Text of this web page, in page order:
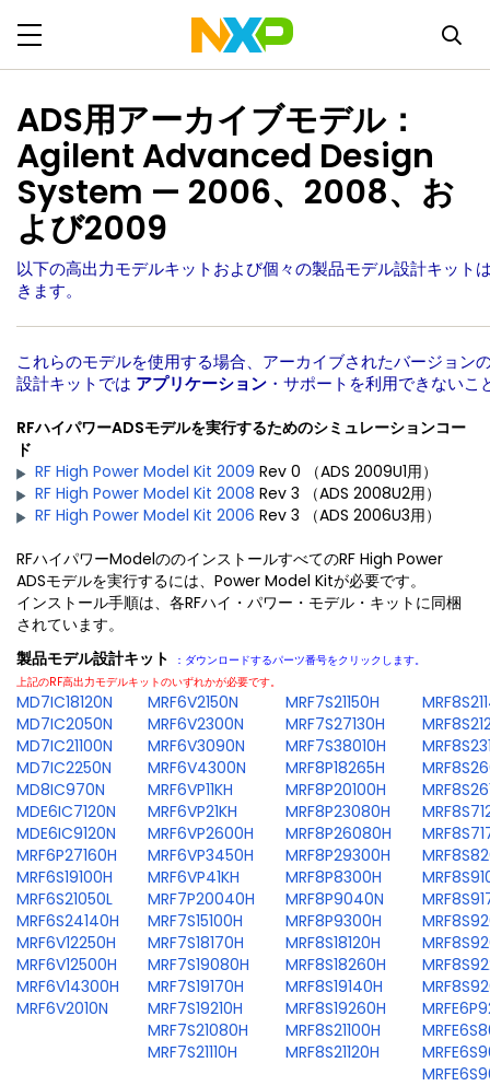
ADS用アーカイブモデル：
Agilent Advanced Design
System — 2006、2008、お
よび2009
以下の高出力モデルキットおよび個々の製品モデル設計キット
きます。
これらのモデルを使用する場合、アーカイブされたバージョン
設計キットでは アプリケーション ・サポートを利用できない
RFハイパワーADSモデルを実行するためのシミュレーションコー
ド
RF High Power Model Kit 2009 Rev 0 （ADS 2009U1用）
RF High Power Model Kit 2008 Rev 3 （ADS 2008U2用）
RF High Power Model Kit 2006 Rev 3 （ADS 2006U3用）
RFハイパワーModelののインストールすべてのRF High Power
ADSモデルを実行するには、Power Model Kitが必要です。
インストール手順は、各RFハイ・パワー・モデル・キットに同梱
されています。
製品モデル設計キット
：ダウンロードするパーツ番号をクリックします。
上記のRF高出力モデルキットのいずれかが必要です。
MD7IC18120N
MD7IC2050N
MD7IC21100N
MD7IC2250N
MD8IC970N
MDE6IC7120N
MDE6IC9120N
MRF6P27160H
MRF6S19100H
MRF6S21050L
MRF6S24140H
MRF6V12250H
MRF6V12500H
MRF6V14300H
MRF6V2010N
MRF6V2150N
MRF6V2300N
MRF6V3090N
MRF6V4300N
MRF6VP11KH
MRF6VP21KH
MRF6VP2600H
MRF6VP3450H
MRF6VP41KH
MRF7P20040H
MRF7S15100H
MRF7S18170H
MRF7S19080H
MRF7S19170H
MRF7S19210H
MRF7S21080H
MRF7S21110H
MRF7S21150H
MRF7S27130H
MRF7S38010H
MRF8P18265H
MRF8P20100H
MRF8P23080H
MRF8P26080H
MRF8P29300H
MRF8P8300H
MRF8P9040N
MRF8P9300H
MRF8S18120H
MRF8S18260H
MRF8S19140H
MRF8S19260H
MRF8S21100H
MRF8S21120H